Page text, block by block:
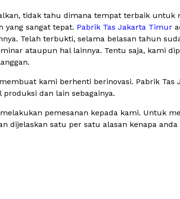
tidak tahu dimana tempat terbaik untuk
yang sangat tepat. Pabrik Tas Jakarta Timur
Telah terbukti, selama belasan tahun
ataupun hal lainnya. Tentu saja, kami
kami berhenti berinovasi. Pabrik Tas
dan lain sebagainya.
pemesanan kepada kami. Untuk
dijelaskan satu per satu alasan kenapa anda